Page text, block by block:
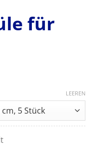
für
LEEREN